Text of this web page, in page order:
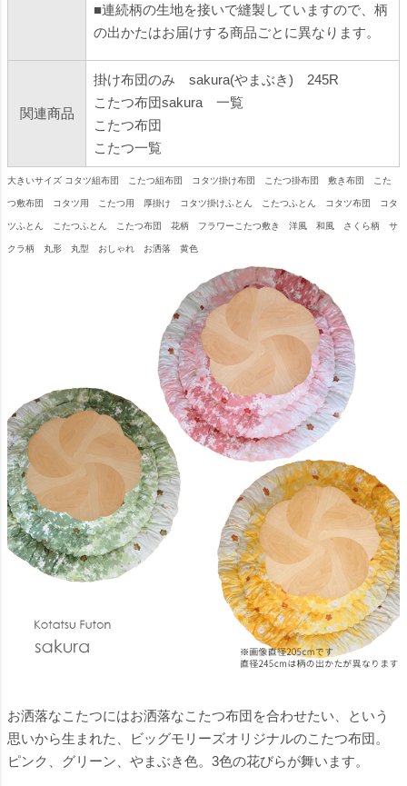
■連続柄の生地を接いで縫製していますので、柄
の出かたはお届けする商品ごとに異なります。
関連商品
掛け布団のみ sakura(やまぶき) 245R
こたつ布団sakura 一覧
こたつ布団
こたつ一覧
大きいサイズ コタツ組布団 こたつ組布団 コタツ掛け布団 こたつ掛布団 敷き布団 こた
つ敷布団 コタツ用 こたつ用 厚掛け コタツ掛けふとん こたつふとん コタツ布団 コタ
ツふとん こたつふとん こたつ布団 花柄 フラワーこたつ敷き 洋風 和風 さくら柄 サ
クラ柄 丸形 丸型 おしゃれ お洒落 黄色
お洒落なこたつにはお洒落なこたつ布団を合わせたい、という
思いから生まれた、ビッグモリーズオリジナルのこたつ布団。
ピンク、グリーン、やまぶき色。3色の花びらが舞います。